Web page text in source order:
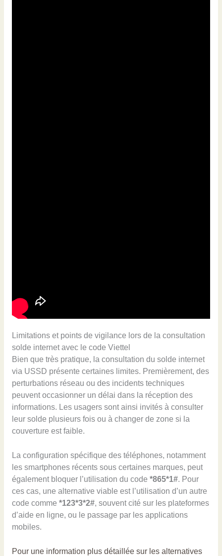
Limitations et points de vigilance lors de la consultation
solde internet avec le code Viettel
Bien que très pratique, la consultation du solde internet
via USSD présente certaines limites. Premièrement, des
perturbations réseau ou des incidents techniques
peuvent occasionner un délai dans la réception des
informations. Les usagers sont ainsi invités à consulter
leur solde plusieurs fois ou à changer de zone si la
couverture est faible.
La configuration spécifique des téléphones, notamment
les smartphones récents sous certaines marques, peut
également bloquer l’utilisation du code *865*1#. Pour
ces cas, une alternative viable est l’utilisation d’un autre
code comme *123*3*2#, souvent cité sur les plateformes
d’aide en ligne, ou le passage par les applications
mobiles.
Pour une information plus détaillée sur les alternatives